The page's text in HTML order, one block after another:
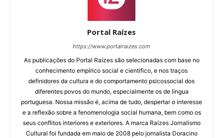
Portal Raízes
https://www.portalraizes.com
As publicações do Portal Raízes são selecionadas com base no
conhecimento empírico social e cientifico, e nos traços
definidores da cultura e do comportamento psicossocial dos
diferentes povos do mundo, especialmente os de língua
portuguesa. Nossa missão é, acima de tudo, despertar o interesse
e a reflexão sobre a fenomenologia social humana, bem como os
seus conflitos interiores e exteriores. A marca Raízes Jornalismo
Cultural foi fundada em maio de 2008 pelo jornalista Doracino